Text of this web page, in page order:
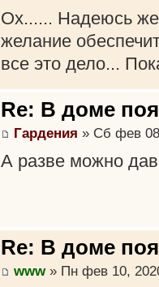
Ох...... Надеюсь
желание
все это дело...
Re: В доме
Гардения » Сб фев
А разве можно
Re: В доме
www» Пн фев 10,